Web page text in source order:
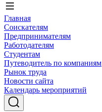
Главная
Соискателям
Предпринимателям
Работодателям
Студентам
Путеводитель по компаниям
Рынок труда
Новости сайта
Календарь мероприятий